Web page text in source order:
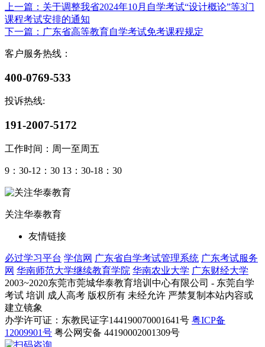
上一篇 ：关于调整我省2024年10月自学考试“设计概论”等3门
课程考试安排的通知
下一篇 ：广东省高等教育自学考试免考课程规定
客户服务热线：
400-0769-533
投诉热线:
191-2007-5172
工作时间：周一至周五
9：30-12：30 13：30-18：30
关注华泰教育
友情链接
必过学习平台 学信网 广东省自学考试管理系统 广东考试服务
网 华南师范大学继续教育学院 华南农业大学 广东财经大学
2003~2020东莞市莞城华泰教育培训中心有限公司 - 东莞自学
考试 培训 成人高考 版权所有 未经允许 严禁复制本站内容或
建立镜象
办学许可证：东教民证字144190070001641号 粤ICP备
12009901号 粤公网安备 44190002001309号